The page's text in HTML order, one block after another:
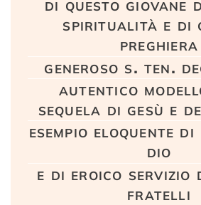
di questo giovane
spiritualità e di
preghiera
generoso s. ten.
autentico
sequela di gesù e
esempio eloquente di
dio
e di eroico servizio
fratelli